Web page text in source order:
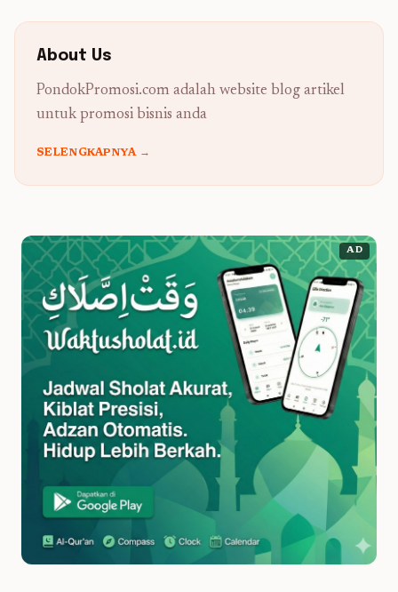
About Us
PondokPromosi.com adalah website blog artikel
untuk promosi bisnis anda
SELENGKAPNYA →
AD